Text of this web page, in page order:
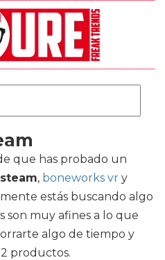
que has probado un
, boneworks vr y
estás buscando algo
son muy afines a lo que
algo de tiempo y
productos.